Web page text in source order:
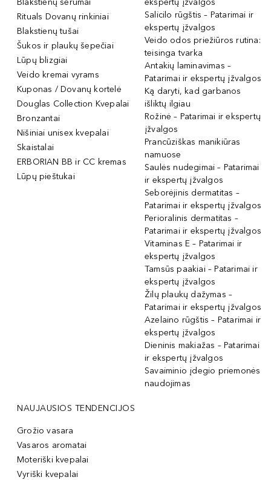
Blakstienų serumai
Rituals Dovanų rinkiniai
Blakstienų tušai
Šukos ir plaukų šepečiai
Lūpų blizgiai
Veido kremai vyrams
Kuponas / Dovanų kortelė
Douglas Collection Kvepalai
Bronzantai
Nišiniai unisex kvepalai
Skaistalai
ERBORIAN BB ir CC kremas
Lūpų pieštukai
ekspertų įžvalgos
Salicilo rūgštis – Patarimai ir
ekspertų įžvalgos
Veido odos priežiūros rutina:
teisinga tvarka
Antakių laminavimas –
Patarimai ir ekspertų įžvalgos
Ką daryti, kad garbanos
išliktų ilgiau
Rožinė – Patarimai ir ekspertų
įžvalgos
Prancūziškas manikiūras
namuose
Saulės nudegimai – Patarimai
ir ekspertų įžvalgos
Seborėjinis dermatitas –
Patarimai ir ekspertų įžvalgos
Perioralinis dermatitas –
Patarimai ir ekspertų įžvalgos
Vitaminas E – Patarimai ir
ekspertų įžvalgos
Tamsūs paakiai – Patarimai ir
ekspertų įžvalgos
Žilų plaukų dažymas –
Patarimai ir ekspertų įžvalgos
Azelaino rūgštis – Patarimai ir
ekspertų įžvalgos
Dieninis makiažas – Patarimai
ir ekspertų įžvalgos
Savaiminio įdegio priemonės
naudojimas
NAUJAUSIOS TENDENCIJOS
Grožio vasara
Vasaros aromatai
Moteriški kvepalai
Vyriški kvepalai